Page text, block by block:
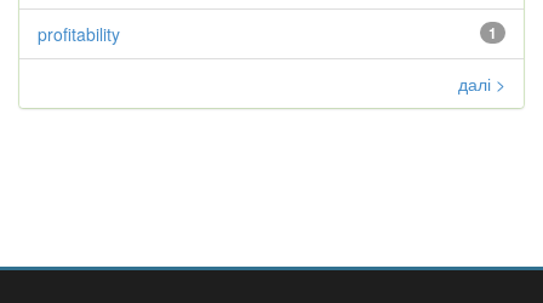
1
profitability
далі >